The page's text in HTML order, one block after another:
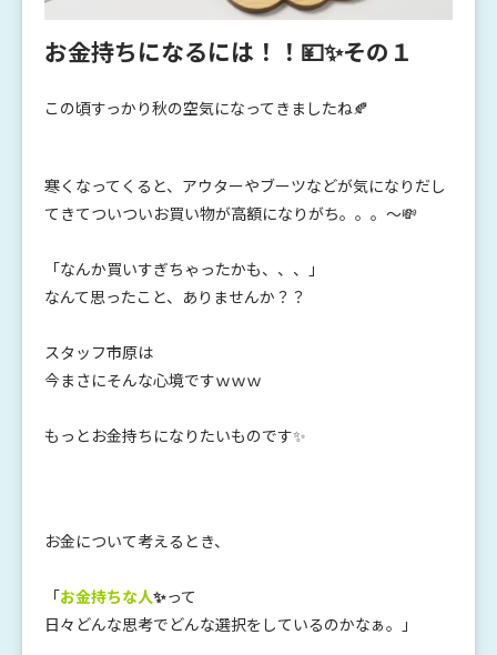
お金持ちになるには！！💴✨その１
この頃すっかり秋の空気になってきましたね🍂
寒くなってくると、アウターやブーツなどが気になりだし
てきてついついお買い物が高額になりがち。。。～💸
「なんか買いすぎちゃったかも、、、」
なんて思ったこと、ありませんか？？
スタッフ市原は
今まさにそんな心境ですｗｗｗ
もっとお金持ちになりたいものです✨
お金について考えるとき、
「お金持ちな人✨って
日々どんな思考でどんな選択をしているのかなぁ。」